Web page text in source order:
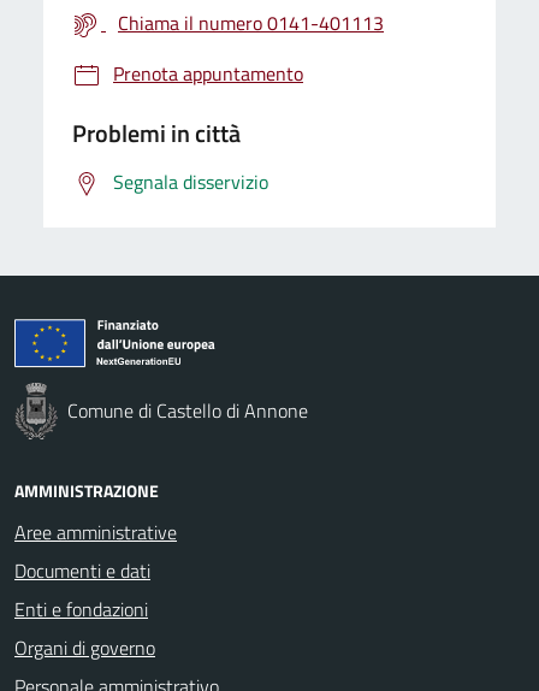
Chiama il numero 0141-401113
Prenota appuntamento
Problemi in città
Segnala disservizio
Comune di Castello di Annone
AMMINISTRAZIONE
Aree amministrative
Documenti e dati
Enti e fondazioni
Organi di governo